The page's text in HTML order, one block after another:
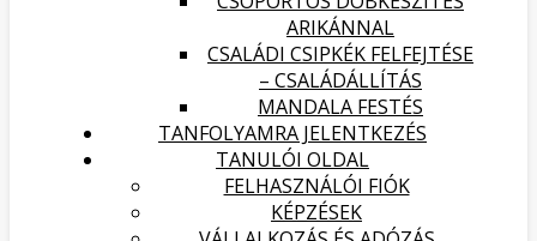
ARIKÁNNAL
CSALÁDI CSIPKÉK FELFEJTÉSE
– CSALÁDÁLLÍTÁS
MANDALA FESTÉS
TANFOLYAMRA JELENTKEZÉS
TANULÓI OLDAL
FELHASZNÁLÓI FIÓK
KÉPZÉSEK